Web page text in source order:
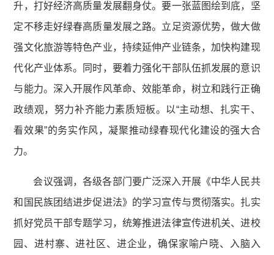
升，打好经济高质量发展翻身仗。要一张蓝图绘到底，坚
定不移走好绿春高质量发展之路。立足资源优势，做大做
强文化旅游等特色产业，持续延伸产业链条，加快构建现
代化产业体系。同时，要着力强化干部队伍抓发展的意识
与能力。深入开展作风革命、效能革命，树立和践行正确
政绩观，努力补齐能力素质短板。以“主动想、扎实干、
看效果”的务实作风，凝聚推动绿春现代化建设的强大合
力。
会议强调，各级各部门要广泛深入开展《中华人民共
和国民族团结进步促进法》的学习宣传与贯彻落实。扎实
抓好党员干部专题学习，统筹推进法律宣传进机关、进校
园、进村寨、进社区、进企业，确保家喻户晓、入脑入